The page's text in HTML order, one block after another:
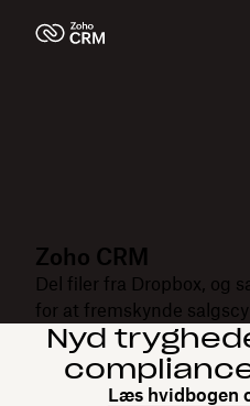
Zoho CRM
Del filer fra Dropbox, og
for at fremskynde
Nyd
Læs hvidbogen